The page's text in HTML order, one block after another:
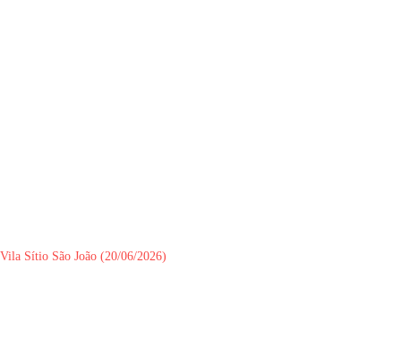
Vila Sítio São João (20/06/2026)